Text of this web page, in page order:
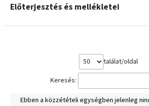
Előterjesztés és mellékletei
találat/oldal
Keresés:
Ebben a közzétételi egységben jelenleg